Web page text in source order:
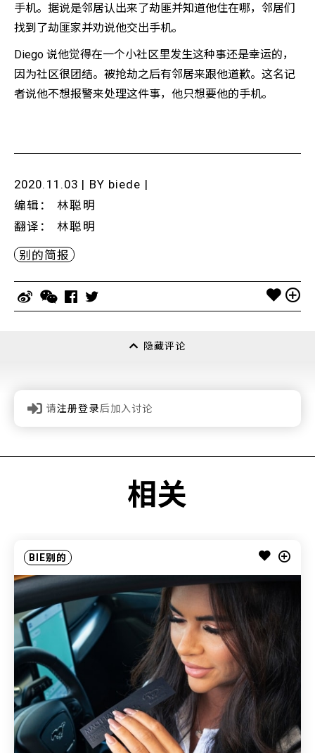
手机。据说是邻居认出来了劫匪并知道他住在哪，邻居们
找到了劫匪家并劝说他交出手机。
Diego 说他觉得在一个小社区里发生这种事还是幸运的，
因为社区很团结。被抢劫之后有邻居来跟他道歉。这名记
者说他不想报警来处理这件事，他只想要他的手机。
2020.11.03 | BY biede |
编辑 ：
林聪明
翻译 ： 林聪明
别的简报
隐藏评论
请注册登录后加入讨论
相关
BIE别的